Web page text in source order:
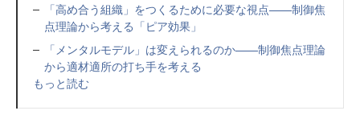
「高め合う組織」をつくるために必要な視点——制御焦
点理論から考える「ピア効果」
「メンタルモデル」は変えられるのか——制御焦点理論
から適材適所の打ち手を考える
もっと読む